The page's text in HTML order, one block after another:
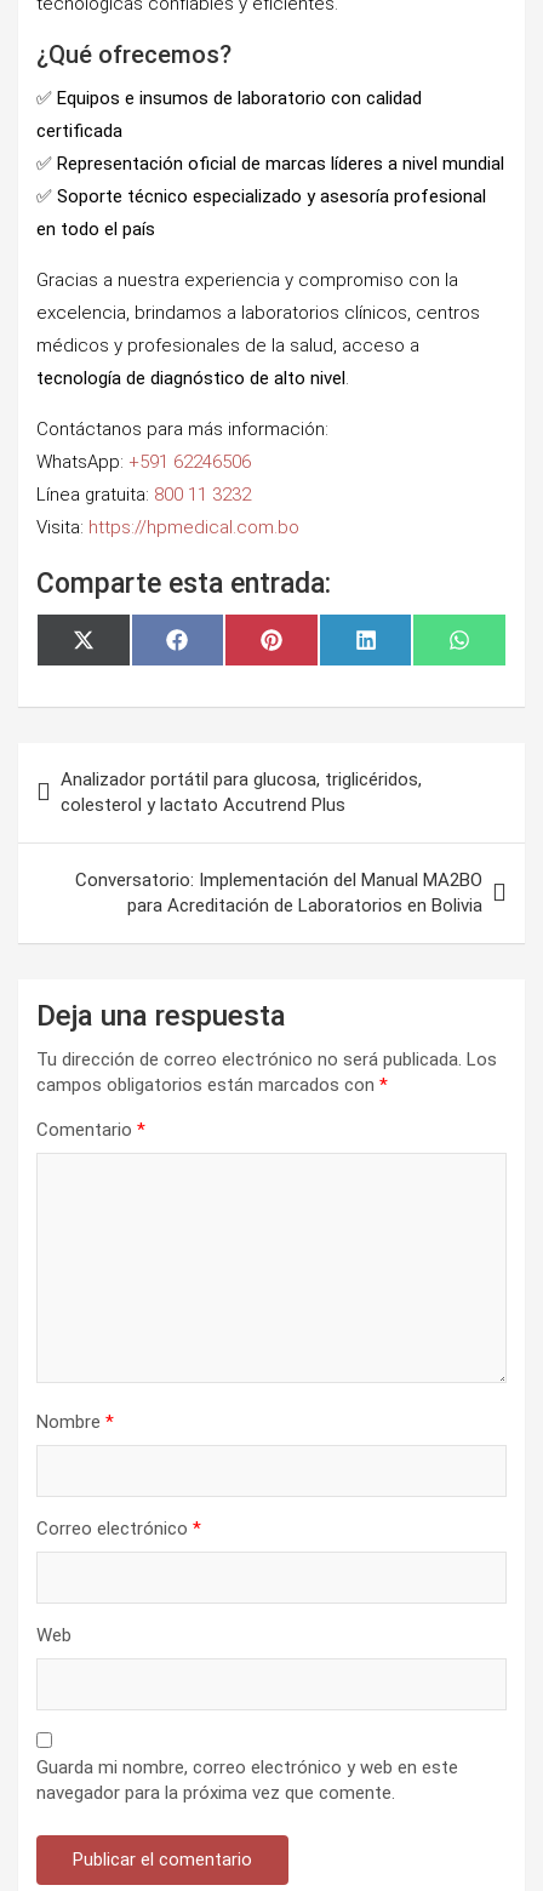
¿Qué ofrecemos?
✅ Equipos e insumos de laboratorio con calidad
certificada
✅ Representación oficial de marcas líderes a nivel mundial
✅ Soporte técnico especializado y asesoría profesional
en todo el país
Gracias a nuestra experiencia y compromiso con la
excelencia, brindamos a laboratorios clínicos, centros
médicos y profesionales de la salud, acceso a
tecnología de diagnóstico de alto nivel.
Contáctanos para más información:
WhatsApp: +591 62246506
Línea gratuita: 800 11 3232
Visita: https://hpmedical.com.bo
Comparte esta entrada:
Compartir
en
X
(
w
e
r
)
Compartir
en
F
a
e
k
Compartir
en
P
i
t
s
t
Compartir
en
L
i
k
n
en
W
h
t
de
entradas
Analizador portátil para glucosa, triglicéridos,
colesterol y lactato Accutrend Plus
Conversatorio: Implementación del Manual MA2BO
para Acreditación de Laboratorios en Bolivia
Deja una respuesta
Tu dirección de correo electrónico no será publicada. Los
campos obligatorios están marcados con *
Comentario *
Nombre *
Correo electrónico *
Web
Guarda mi nombre, correo electrónico y web en este
navegador para la próxima vez que comente.